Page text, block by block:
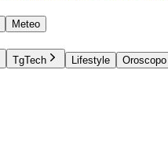
Meteo
TgTech Lifestyle Oroscopo